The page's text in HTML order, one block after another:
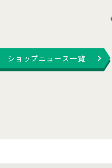
ショップニュース一覧